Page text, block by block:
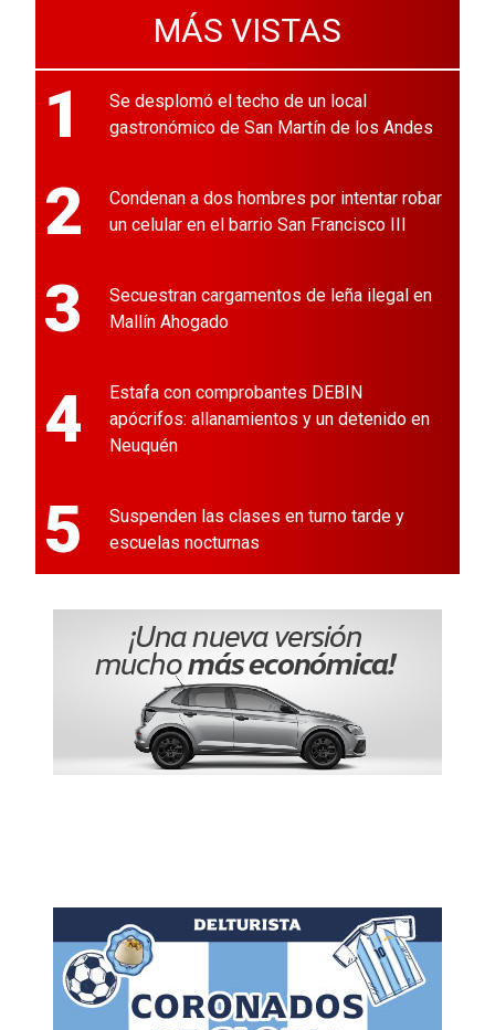
MÁS VISTAS
1
Se desplomó el techo de un local
gastronómico de San Martín de los Andes
2
Condenan a dos hombres por intentar robar
un celular en el barrio San Francisco III
3
Secuestran cargamentos de leña ilegal en
Mallín Ahogado
4
Estafa con comprobantes DEBIN
apócrifos: allanamientos y un detenido en
Neuquén
5
Suspenden las clases en turno tarde y
escuelas nocturnas